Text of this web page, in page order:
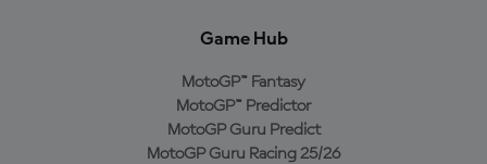
Game Hub
MotoGP™ Fantasy
MotoGP™ Predictor
MotoGP Guru Predict
MotoGP Guru Racing 25/26